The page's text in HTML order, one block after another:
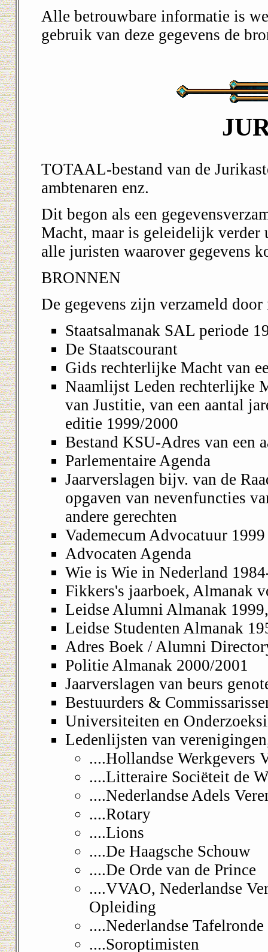
Alle betrouwbare informatie is
gebruik van deze gegevens de
TOTAAL-bestand van de
ambtenaren enz.
Dit begon als een
Macht, maar is geleidelijk verder
alle juristen waarover gegevens
BRONNEN
De gegevens zijn verzameld
Staatsalmanak SAL periode
De Staatscourant
Gids rechterlijke Macht van
Naamlijst Leden rechterlijke
van Justitie, van een aantal
editie 1999/2000
Bestand KSU-Adres van een
Parlementaire Agenda
Jaarverslagen bijv. van de
opgaven van nevenfuncties
andere gerechten
Vademecum Advocatuur
Advocaten Agenda
Wie is Wie in Nederland
Fikkers's jaarboek, Almanak
Leidse Alumni Almanak
Leidse Studenten Almanak
Adres Boek / Alumni
Politie Almanak 2000/2001
Jaarverslagen van beurs
Bestuurders &
Universiteiten en
Ledenlijsten van
....Hollandse Werkgevers
....Litteraire Sociëteit de
....Nederlandse Adels
....Rotary
....Lions
....De Haagsche Schouw
....De Orde van de Prince
....VVAO, Nederlandse
Opleiding
....Nederlandse
....Soroptimisten